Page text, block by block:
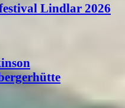
Lindlar 2026